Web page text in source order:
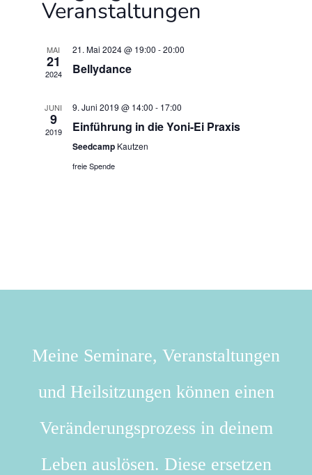
Veranstaltungen
MAI
21
2024
21. Mai 2024 @ 19:00 -20:00
Bellydance
JUNI
9
2019
9. Juni 2019 @ 14:00 - 17:00
Einführung in die Yoni-Ei Praxis
Seedcamp Kautzen
freie Spende
Meine Seminare, Veranstaltungen
und Heilsitzungen können einen
Veränderungsprozess in deinem
Leben auslösen. Diese ersetzen